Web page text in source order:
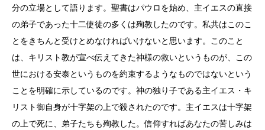
分の立場として語ります。聖書はパウロを始め、主イエスの直接
の弟子であった十二使徒の多くは殉教したのです。私共はこのこ
とをきちんと受けとめなければいけないと思います。このこと
は、キリスト教が宣べ伝えてきた神様の救いというものが、この
世における安泰というものを約束するようなものではないという
ことを明確に示しているのです。神の独り子である主イエス・キ
リスト御自身が十字架の上で殺されたのです。主イエスは十字架
の上で死に、弟子たちも殉教した。信仰すればあなたの苦しみは